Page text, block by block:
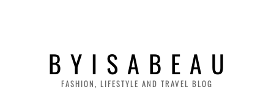
B Y I S A B E A U
FASHION, LIFESTYLE AND TRAVEL BLOG